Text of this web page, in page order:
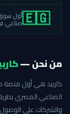
🇪🇬أول
صناعي
من نحن —
الصناعي المصري
والشركات على